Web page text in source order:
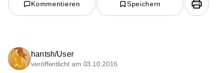
Kommentieren Speichern
hantsh/User
veröffentlicht am 03.10.2016